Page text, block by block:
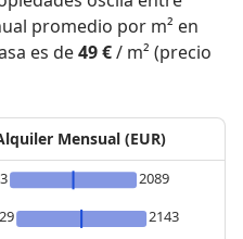
promedio por m² en
es de49 €/ m² (precio
Mensual (EUR)
2089
2143